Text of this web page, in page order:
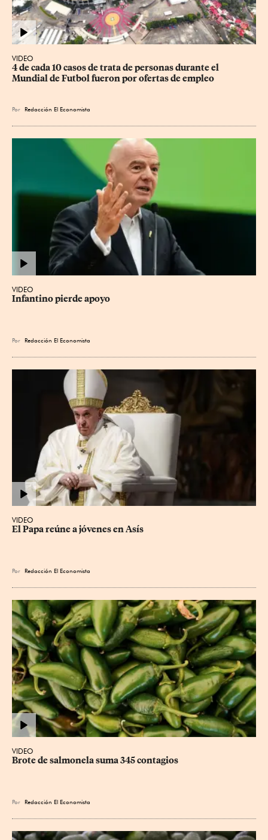
VIDEO
4 de cada 10 casos de trata de personas durante el
Mundial de Futbol fueron por ofertas de empleo
Por Redacción El Economista
VIDEO
Infantino pierde apoyo
Por Redacción El Economista
VIDEO
El Papa reúne a jóvenes en Asís
Por Redacción El Economista
VIDEO
Brote de salmonela suma 345 contagios
Por Redacción El Economista